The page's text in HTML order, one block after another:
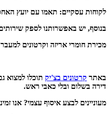
לקוחות עסקיים: תאמו עם יועץ האחסון שלנו
בנוסף, יש באפשרותנו לספק שירותים
מכירת חומרי אריזה וקרטונים למעבר דירה
באתר קרטונים בצ'יק תוכלו למצוא
דירה בשלום ובלי כאבי ראש.
מעוניינים לבצע איסוף עצמי? אנו